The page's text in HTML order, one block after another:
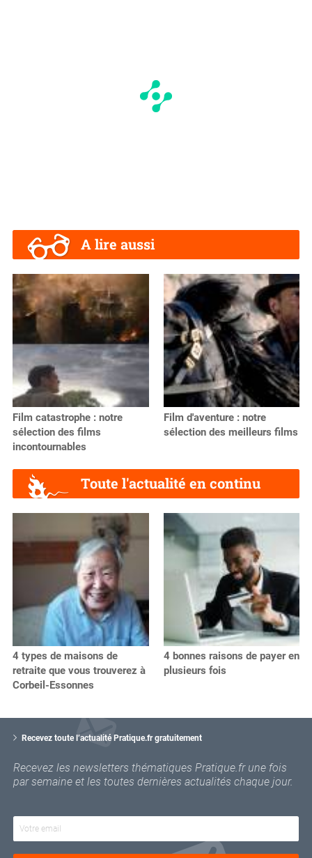
A lire aussi
Film catastrophe : notre
sélection des films
incontournables
Film d'aventure : notre
sélection des meilleurs films
Toute l'actualité en continu
4 types de maisons de
retraite que vous trouverez à
Corbeil-Essonnes
4 bonnes raisons de payer en
plusieurs fois
Recevez toute l’actualité Pratique.fr gratuitement
Recevez les newsletters thématiques Pratique.fr une fois
par semaine et les toutes dernières actualités chaque jour.
o
r
e
e